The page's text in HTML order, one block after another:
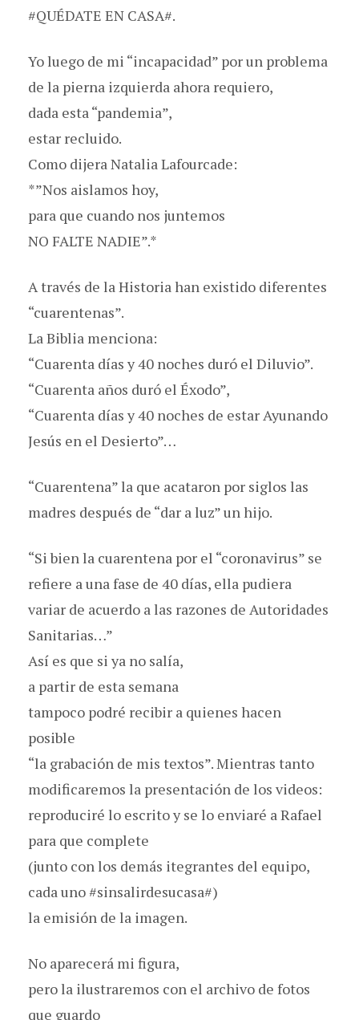
#QUÉDATE EN CASA#.
Yo luego de mi “incapacidad” por un problema
de la pierna izquierda ahora requiero,
dada esta “pandemia”,
estar recluido.
Como dijera Natalia Lafourcade:
*”Nos aislamos hoy,
para que cuando nos juntemos
NO FALTE NADIE”.*
A través de la Historia han existido diferentes
“cuarentenas”.
La Biblia menciona:
“Cuarenta días y 40 noches duró el Diluvio”.
“Cuarenta años duró el Éxodo”,
“Cuarenta días y 40 noches de estar Ayunando
Jesús en el Desierto”…
“Cuarentena” la que acataron por siglos las
madres después de “dar a luz” un hijo.
“Si bien la cuarentena por el “coronavirus” se
refiere a una fase de 40 días, ella pudiera
variar de acuerdo a las razones de Autoridades
Sanitarias…”
Así es que si ya no salía,
a partir de esta semana
tampoco podré recibir a quienes hacen
posible
“la grabación de mis textos”. Mientras tanto
modificaremos la presentación de los videos:
reproduciré lo escrito y se lo enviaré a Rafael
para que complete
(junto con los demás itegrantes del equipo,
cada uno #sinsalirdesucasa#)
la emisión de la imagen.
No aparecerá mi figura,
pero la ilustraremos con el archivo de fotos
que guardo